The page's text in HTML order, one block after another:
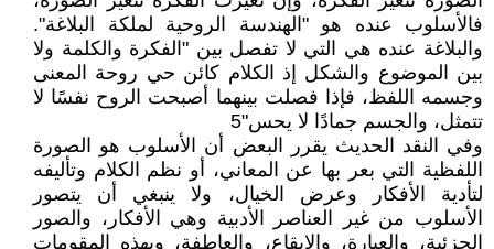
فالأسلوب عنده هو "الهندسة الروحية لملكة البلاغة".
والبلاغة عنده هي التي لا تفصل بين "الفكرة والكلمة ولا
بين الموضوع والشكل إذ الكلام كائن حي روحة المعنى
وجسمه اللفظ، فإذا فصلت بينهما أصبحت الروح نفسًا لا
تتمثل، والجسم جمادًا لا يحس"5
وفي النقد الحديث يقرر البعض أن الأسلوب هو الصورة
اللفظية التي بعر بها عن المعاني، أو نظم الكلام وتأليفه
لتأدية الأفكار وعرض الخيال، ولا ينبغي أن يتصور
الأسلوب من غير العناصر الأدبية وهي الأفكار، والصور
الجزئية، والعبارة، والإيقاع، والعاطفة، وبهذه المقومات